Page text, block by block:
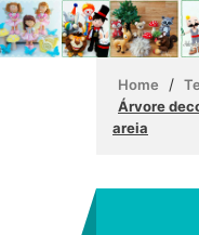
Home /
Árvore
areia